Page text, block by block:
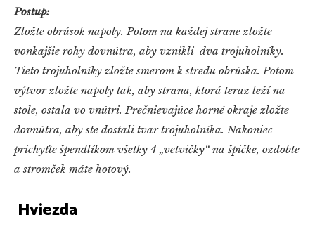
Postup:
Zložte obrúsok napoly. Potom na každej strane zložte
vonkajšie rohy dovnútra, aby vznikli dva trojuholníky.
Tieto trojuholníky zložte smerom k stredu obrúska. Potom
výtvor zložte napoly tak, aby strana, ktorá teraz leží na
stole, ostala vo vnútri. Prečnievajúce horné okraje zložte
dovnútra, aby ste dostali tvar trojuholníka. Nakoniec
prichyťte špendlíkom všetky 4 „vetvičky“ na špičke, ozdobte
a stromček máte hotový.
Hviezda